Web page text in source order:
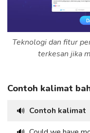
Teknologi dan fitur
terkesan jika
Contoh kalimat
🔊 Contoh kalimat